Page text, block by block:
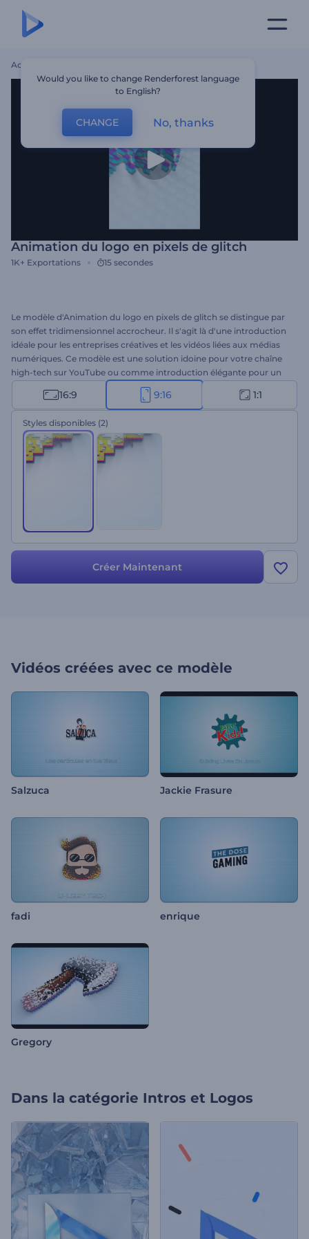
Accueil
Animation du logo en pixels de glitch
1K+ Exportations 15 secondes
Le modèle d'Animation du logo en pixels de glitch se distingue par
son effet tridimensionnel accrocheur. Il s'agit là d'une introduction
idéale pour les entreprises créatives et les vidéos liées aux médias
numériques. Ce modèle est une solution idoine pour votre chaîne
high-tech sur YouTube ou comme introduction élégante pour un
film de science-fiction. Téléchargez votre logo, écrivez votre texte
et cliquez sur "Rendre". Essayez dès aujourd'hui !
16:9 9:16 1:1
Styles disponibles (2)
Créer Maintenant
Vidéos créées avec ce modèle
Salzuca Jackie Frasure
fadi enrique
Gregory
Dans la catégorie Intros et Logos
Would you like to change Renderforest language
to English?
CHANGE No, thanks